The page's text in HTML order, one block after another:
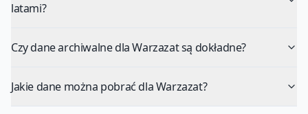
latami?
Czy dane archiwalne dla Warzazat są dokładne?
Jakie dane można pobrać dla Warzazat?